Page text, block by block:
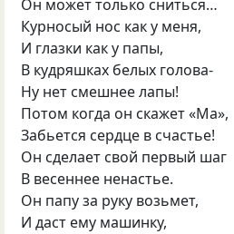
Он может только сниться…
Курносый нос как у меня,
И глазки как у папы,
В кудряшках белых голова-
Ну нет смешнее лапы!
Потом когда он скажет «Ма»,
Забьется сердце в счастье!
Он сделает свой первый шаг
В весеннее ненастье.
Он папу за руку возьмет,
И даст ему машинку,